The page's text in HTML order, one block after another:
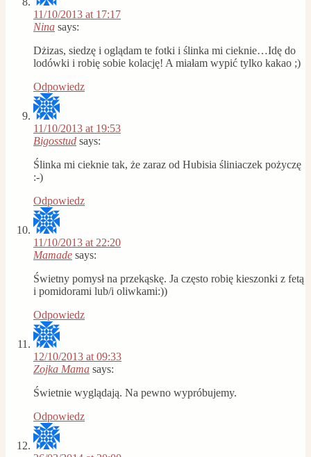
11/10/2013 at 17:17
Nina says:
Dżizas, siedzę i oglądam te fotki i ślinka mi cieknie…Idę do
lodówki i robię sobie kolację! A miałam wypić tylko kakao ;)
Odpowiedz
11/10/2013 at 19:53
Bigosstud says:
Ślinka mi cieknie tak, że zaraz od Hubisia śliniaczek pożyczę
:-)
Odpowiedz
11/10/2013 at 22:20
Mamade says:
Świetny pomysł na przekąskę. Ja często robię kieszonki z fetą
i pomidorami lub/i oliwkami:))
Odpowiedz
12/10/2013 at 09:33
Zojka Mama says:
Świetnie wyglądają. Na pewno wypróbujemy.
Odpowiedz